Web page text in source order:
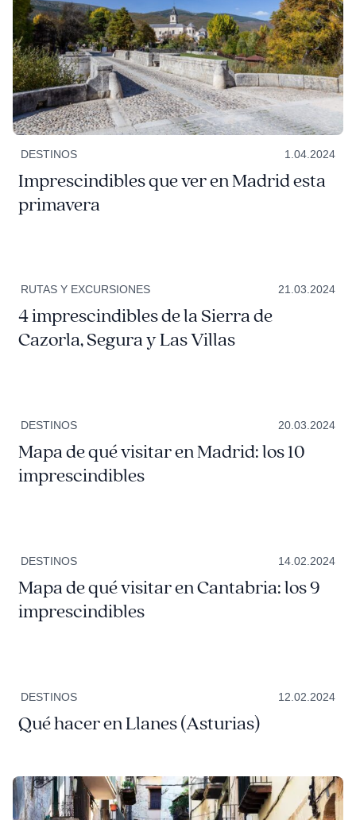
DESTINOS 1.04.2024
Imprescindibles que ver en Madrid esta
primavera
RUTAS Y EXCURSIONES 21.03.2024
4 imprescindibles de la Sierra de
Cazorla, Segura y Las Villas
DESTINOS 20.03.2024
Mapa de qué visitar en Madrid: los 10
imprescindibles
DESTINOS 14.02.2024
Mapa de qué visitar en Cantabria: los 9
imprescindibles
DESTINOS 12.02.2024
Qué hacer en Llanes (Asturias)